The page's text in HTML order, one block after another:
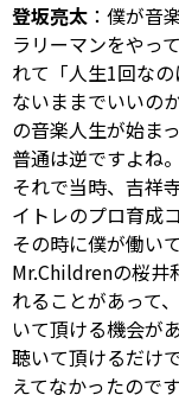
登坂亮太 ：僕が音
ラリーマンをやっ
れて「人生1回な
ないままでいいの
の音楽人生が始ま
普通は逆ですよね
それで当時、吉祥
イトレのプロ育成
その時に僕が働い
Mr.Childrenの桜井
れることがあって
いて頂ける機会が
聴いて頂けるだけ
えてなかったので